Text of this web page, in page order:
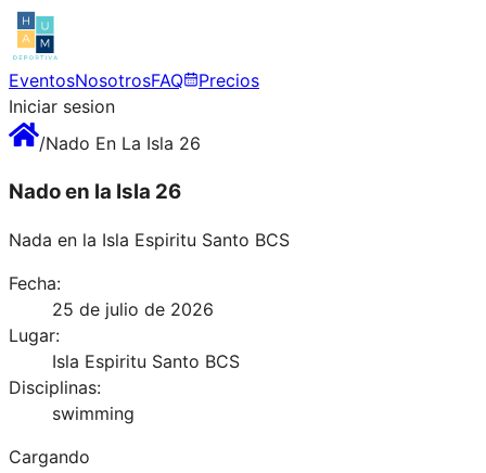
EventosNosotrosFAQ
Precios
Iniciar sesion
/Nado En La Isla 26
Nado en la Isla 26
Nada en la Isla Espiritu Santo BCS
Fecha:
25 de julio de 2026
Lugar:
Isla Espiritu Santo BCS
Disciplinas:
swimming
Cargando